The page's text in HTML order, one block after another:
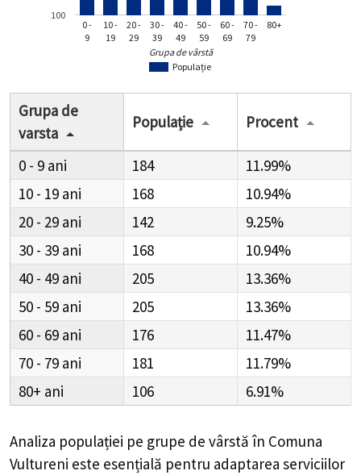
Populație
0 -
9
10 -
19
20 -
29
30 -
39
40 -
49
50 -
59
60 -
69
70 -
79
80+
100
Grupa de vârstă
Grupa de
varsta
Populație Procent
0 - 9 184
11.99%
10 - 19
168
10.94%
20 - 29
142
9.25%
30 - 39
168
10.94%
40 - 49
205
13.36%
50 - 59
205
13.36%
60 - 69
176
11.47%
70 - 79
181
11.79%
80+
106 6.91%
Analiza populației pe grupe de vârstă în Comuna
Vultureni este esențială pentru adaptarea serviciilor